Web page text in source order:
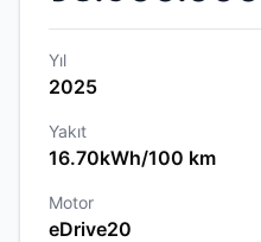
Yıl
2025
Yakıt
16.70kWh/100 km
Motor
eDrive20